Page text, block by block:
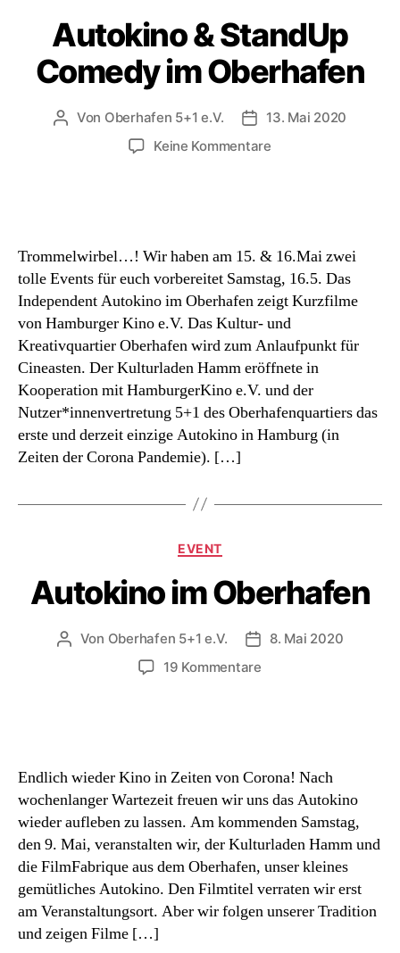
Autokino & StandUp
Comedy im Oberhafen
Beitragsautor
Von Oberhafen 5+1 e.V. Beitragsdatum
13. Mai 2020
Keine Kommentarezu
Oberhafen
Trommelwirbel…! Wir haben am 15. & 16.Mai zwei
tolle Events für euch vorbereitet Samstag, 16.5. Das
Independent Autokino im Oberhafen zeigt Kurzfilme
von Hamburger Kino e.V. Das Kultur- und
Kreativquartier Oberhafen wird zum Anlaufpunkt für
Cineasten. Der Kulturladen Hamm eröffnete in
Kooperation mit HamburgerKino e.V. und der
Nutzer*innenvertretung 5+1 des Oberhafenquartiers das
erste und derzeit einzige Autokino in Hamburg (in
Zeiten der Corona Pandemie). […]
Kategorien
EVENT
Autokino im Oberhafen
Beitragsautor
Von Oberhafen 5+1 e.V. Beitragsdatum
8. Mai 2020
19 Kommentarezu
Endlich wieder Kino in Zeiten von Corona! Nach
wochenlanger Wartezeit freuen wir uns das Autokino
wieder aufleben zu lassen. Am kommenden Samstag,
den 9. Mai, veranstalten wir, der Kulturladen Hamm und
die FilmFabrique aus dem Oberhafen, unser kleines
gemütliches Autokino. Den Filmtitel verraten wir erst
am Veranstaltungsort. Aber wir folgen unserer Tradition
und zeigen Filme […]